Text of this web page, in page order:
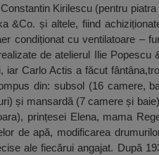
Kirilescu (pentru
&Co. și altele, fiind
condiționat cu ventilatoare –
de atelierul Ilie Popescu
iar Carlo Actis a făcut
din: subsol (16 camere,
și mansardă (7 camere și
prințesei Elena, mama
de apă, modificarea
ale fiecărui angajat. După